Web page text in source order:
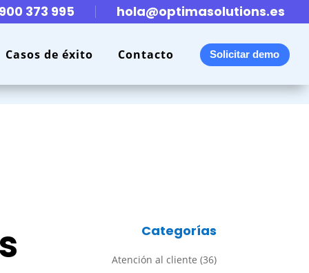
373 995 hola@optimasolutions.es
Casos de éxito Contacto Solicitar demo
Categorías
Atención al cliente (36)